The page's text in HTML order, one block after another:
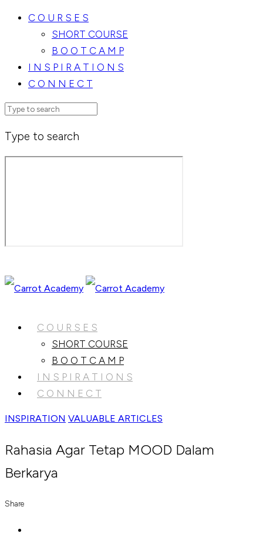
C O U R S E S
SHORT COURSE
B O O T C A M P
I N S P I R A T I O N S
C O N N E C T
Type to search
C O U R S E S
SHORT COURSE
B O O T C A M P
I N S P I R A T I O N S
C O N N E C T
INSPIRATION VALUABLE ARTICLES
Rahasia Agar Tetap MOOD Dalam
Berkarya
Share